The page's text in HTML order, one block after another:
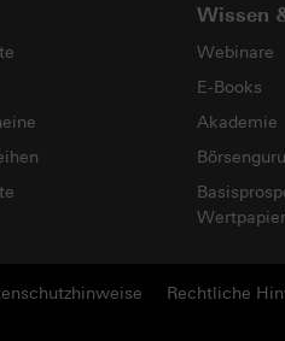
Wissen
Webinare
E-Books
Akademie
Rechtliche